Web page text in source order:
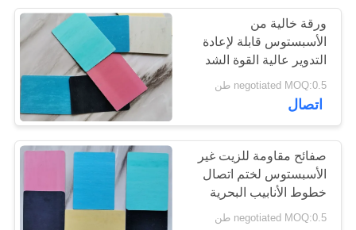
مادة كتلة الفرامل
16
ورقة خالية من
الأسبستوس قابلة لإعادة
التدوير عالية القوة الشد
الخدمة الطويلة في الحياة
negotiated MOQ:0.5 طن
اتصال
صفائح مقاومة للزيت غير
الأسبستوس لختم اتصال
خطوط الأنابيب البحرية
negotiated MOQ:0.5 طن